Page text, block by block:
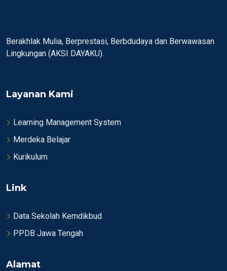
Berakhlak Mulia, Berprestasi, Berbdudaya dan Berwawasan
Lingkungan (AKSI DAYAKU).
Layanan Kami
Learning Management System
Merdeka Belajar
Kurikulum
Link
Data Sekolah Kemdikbud
PPDB Jawa Tengah
Alamat